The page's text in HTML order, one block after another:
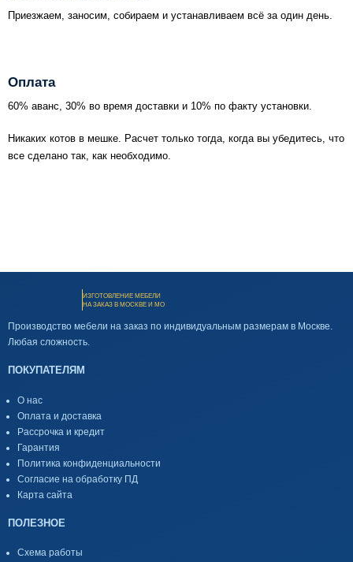
Приезжаем, заносим, собираем и устанавливаем всё за один день.
Оплата
60% аванс, 30% во время доставки и 10% по факту установки.
Никаких котов в мешке. Расчет только тогда, когда вы убедитесь, что
все сделано так, как необходимо.
ИЗГОТОВЛЕНИЕ МЕБЕЛИ
НА ЗАКАЗ В МОСКВЕ И МО
Производство мебели на заказ по индивидуальным размерам в Москве.
Любая сложность.
ПОКУПАТЕЛЯМ
О нас
Оплата и доставка
Рассрочка и кредит
Гарантия
Политика конфиденциальности
Согласие на обработку ПД
Карта сайта
ПОЛЕЗНОЕ
Схема работы